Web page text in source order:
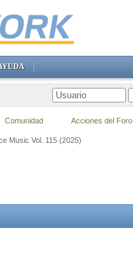
Music Vol. 115 (2025)
Comunidad Acciones del Foro